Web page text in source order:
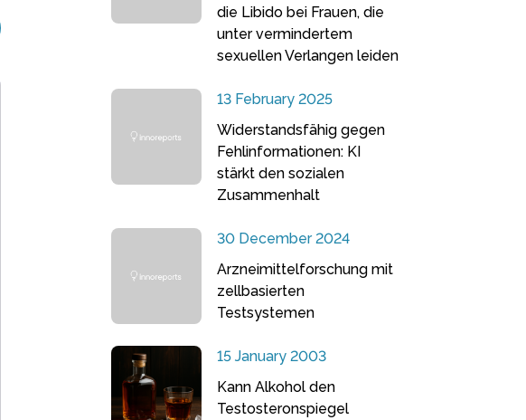
die Libido bei Frauen, die
unter vermindertem
sexuellen Verlangen leiden
13 February 2025
Widerstandsfähig gegen
Fehlinformationen: KI
stärkt den sozialen
Zusammenhalt
30 December 2024
Arzneimittelforschung mit
zellbasierten
Testsystemen
15 January 2003
Kann Alkohol den
Testosteronspiegel